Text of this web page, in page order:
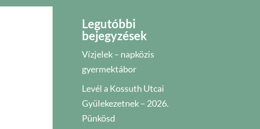
Legutóbbi
bejegyzések
Vízjelek – napközis
gyermektábor
Levél a Kossuth Utcai
Gyülekezetnek – 2026.
Pünkösd